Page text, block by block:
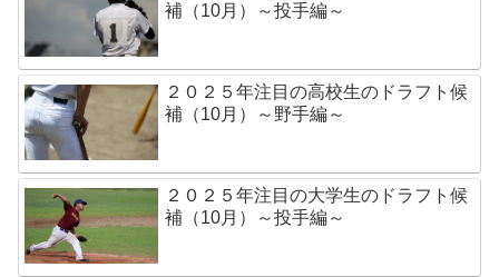
補（10月）～投手編～
２０２５年注目の高校生のドラフト候
補（10月）～野手編～
２０２５年注目の大学生のドラフト候
補（10月）～投手編～